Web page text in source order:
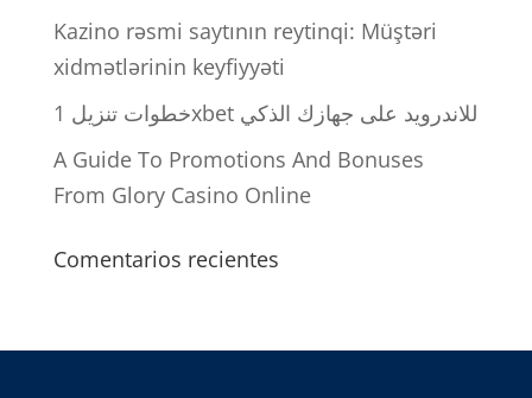
Kazino rəsmi saytının reytinqi: Müştəri
xidmətlərinin keyfiyyəti
خطوات تنزيل 1xbet للاندرويد على جهازك الذكي
A Guide To Promotions And Bonuses
From Glory Casino Online
Comentarios recientes